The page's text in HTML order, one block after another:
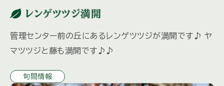
レンゲツツジ満開
管理センター前の丘にあるレンゲツツジが満開です♪ ヤ
マツツジと藤も満開です♪♪
旬間情報